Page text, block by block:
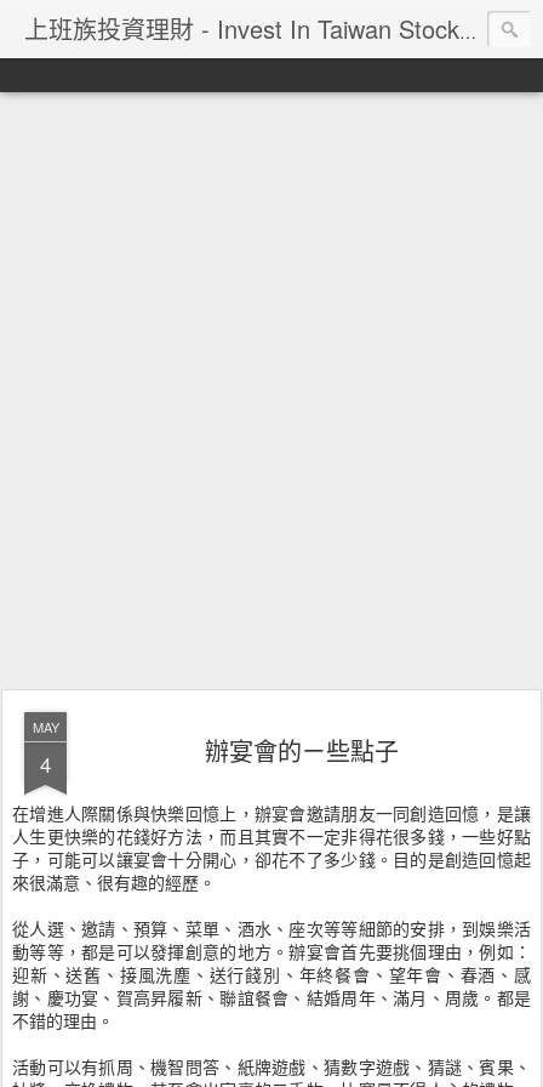
上班族投資理財 - Invest In Taiwan Stock Market
MAY
4 辦宴會的ㄧ些點子
在增進人際關係與快樂回憶上，辦宴會邀請朋友一同創造回憶，是讓
人生更快樂的花錢好方法，而且其實不一定非得花很多錢，一些好點
子，可能可以讓宴會十分開心，卻花不了多少錢。目的是創造回憶起
來很滿意、很有趣的經歷。
從人選、邀請、預算、菜單、酒水、座次等等細節的安排，到娛樂活
動等等，都是可以發揮創意的地方。辦宴會首先要挑個理由，例如：
迎新、送舊、接風洗塵、送行餞別、年終餐會、望年會、春酒、感
謝、慶功宴、賀高昇履新、聯誼餐會、結婚周年、滿月、周歲。都是
不錯的理由。
活動可以有抓周、機智問答、紙牌遊戲、猜數字遊戲、猜謎、賓果、